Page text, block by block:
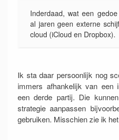
Inderdaad, wat een
al jaren geen externe
cloud (iCloud en Dropbox).
Ik sta daar persoonlijk nog
immers afhankelijk van een
een derde partij. Die
strategie aanpassen
gebruiken. Misschien zie ik